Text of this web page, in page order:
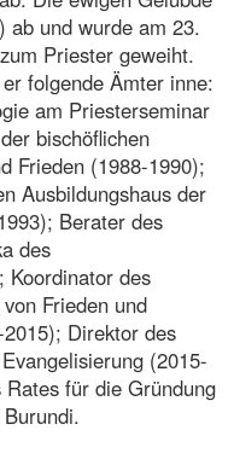
ab und wurde am 23.
Priester geweiht.
folgende Ämter inne:
am Priesterseminar
bischöflichen
Frieden (1988-1990);
Ausbildungshaus der
Berater des
des
Koordinator des
Frieden und
Direktor des
(2015-
für die Gründung